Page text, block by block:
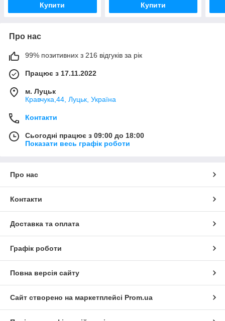
Купити Купити
Про нас
99% позитивних з 216 відгуків за рік
Працює з 17.11.2022
м. Луцьк
Кравчука,44, Луцьк, Україна
Контакти
Сьогодні працює з 09:00 до 18:00
Показати весь графік роботи
Про нас
Контакти
Доставка та оплата
Графік роботи
Повна версія сайту
Сайт створено на маркетплейсі Prom.ua